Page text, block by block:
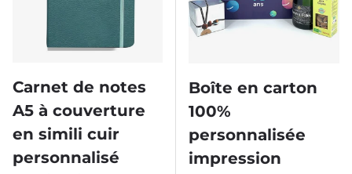
Carnet de notes
A5 à couverture
en simili cuir
personnalisé
Boîte en carton
100%
personnalisée
impression